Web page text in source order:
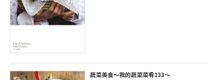
蔬菜美食～我的蔬菜菜肴133～